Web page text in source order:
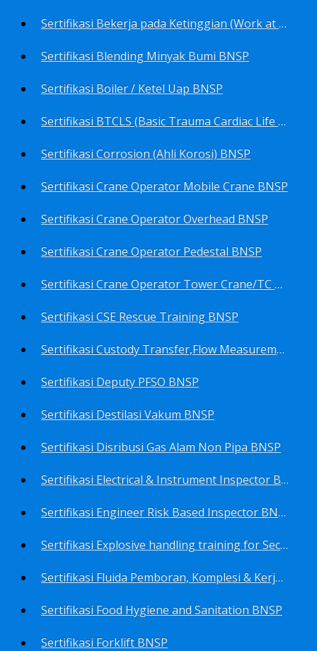
Sertifikasi Bekerja pada Ketinggian (Work at Height)-Pekerja/Standby Person (TKBT-TK2) BNSP
Sertifikasi Blending Minyak Bumi BNSP
Sertifikasi Boiler / Ketel Uap BNSP
Sertifikasi BTCLS (Basic Trauma Cardiac Life Support) BNSP
Sertifikasi Corrosion (Ahli Korosi) BNSP
Sertifikasi Crane Operator Mobile Crane BNSP
Sertifikasi Crane Operator Overhead BNSP
Sertifikasi Crane Operator Pedestal BNSP
Sertifikasi Crane Operator Tower Crane/TC BNSP
Sertifikasi CSE Rescue Training BNSP
Sertifikasi Custody Transfer,Flow Measurement&Flow Meter (Harga Khusus) BNSP
Sertifikasi Deputy PFSO BNSP
Sertifikasi Destilasi Vakum BNSP
Sertifikasi Disribusi Gas Alam Non Pipa BNSP
Sertifikasi Electrical & Instrument Inspector BNSP
Sertifikasi Engineer Risk Based Inspector BNSP
Sertifikasi Explosive handling training for Security staffs BNSP
Sertifikasi Fluida Pemboran, Komplesi & Kerja Ulang Sumur BNSP
Sertifikasi Food Hygiene and Sanitation BNSP
Sertifikasi Forklift BNSP